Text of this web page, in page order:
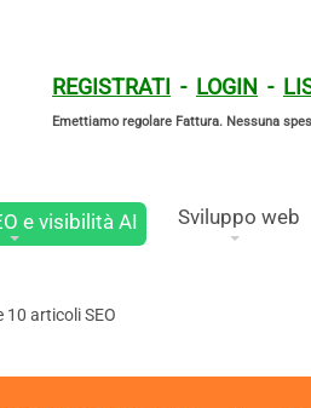
REGISTRATI - LOGIN -
Emettiamo regolare Fattura. Nessuna
e visibilità AI Sviluppo web
10 articoli SEO